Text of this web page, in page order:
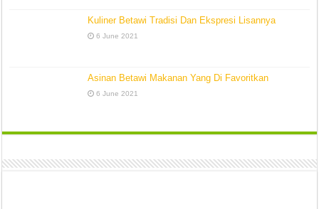
Kuliner Betawi Tradisi Dan Ekspresi Lisannya
6 June 2021
Asinan Betawi Makanan Yang Di Favoritkan
6 June 2021